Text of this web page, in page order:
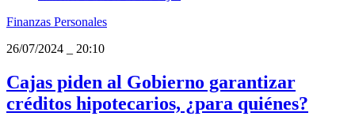
Finanzas Personales
26/07/2024
20:10
Cajas piden al Gobierno garantizar
créditos hipotecarios, ¿para quiénes?